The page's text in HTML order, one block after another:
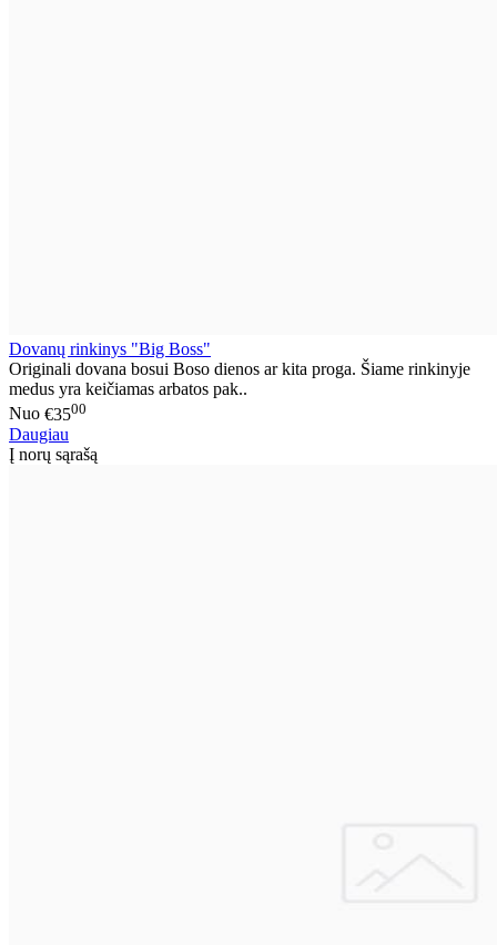
Dovanų rinkinys "Big Boss"
Originali dovana bosui Boso dienos ar kita proga. Šiame rinkinyje
medus yra keičiamas arbatos pak..
Nuo €3500
Daugiau
Į norų sąrašą